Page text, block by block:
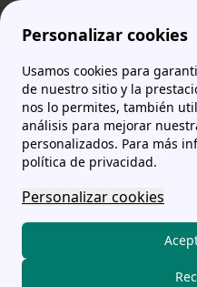
Personalizar cookies
Usamos cookies para
de nuestro sitio y la
nos lo permites, también
análisis para mejorar
personalizados. Para más
política de privacidad.
Personalizar cookies
comparador-tarifas.es
La Eurocopa
demanda de
en España:
deberías
tecnología